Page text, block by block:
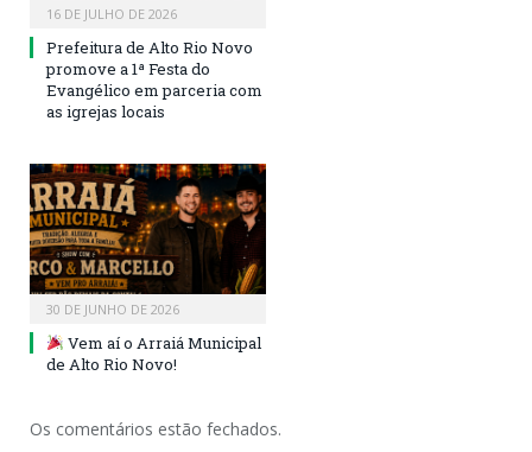
16 DE JULHO DE 2026
Prefeitura de Alto Rio Novo
promove a 1ª Festa do
Evangélico em parceria com
as igrejas locais
30 DE JUNHO DE 2026
Vem aí o Arraiá Municipal
de Alto Rio Novo!
Os comentários estão fechados.